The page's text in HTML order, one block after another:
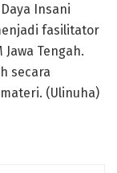
Insani
fasilitator
Tengah.
secara
(Ulinuha)